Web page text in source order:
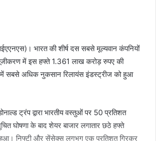
भारत की शीर्ष दस सबसे मूल्यवान कंपनियों
में इस हफ्ते 1.361 लाख करोड़ रुपए की
सबसे अधिक नुकसान रिलायंस इंडस्ट्रीज को हुआ
ट्रंप द्वारा भारतीय वस्तुओं पर 50 प्रतिशत
घोषणा के बाद शेयर बाजार लगातार छठे हफ्ते
हुआ। निफ्टी और सेंसेक्स लगभग एक प्रतिशत गिरकर